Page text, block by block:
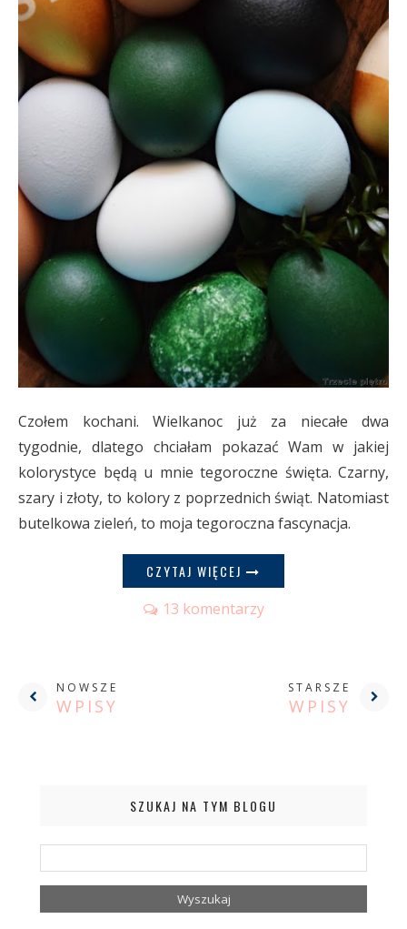
Czołem kochani. Wielkanoc już za niecałe dwa
tygodnie, dlatego chciałam pokazać Wam w jakiej
kolorystyce będą u mnie tegoroczne święta. Czarny,
szary i złoty, to kolory z poprzednich świąt. Natomiast
butelkowa zieleń, to moja tegoroczna fascynacja.
CZYTAJ WIĘCEJ
13 komentarzy
NOWSZE
WPISY
STARSZE
WPISY
SZUKAJ NA TYM BLOGU